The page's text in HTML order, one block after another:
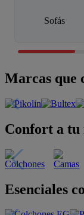
Sofás
Marcas que
Confort a tu
Esenciales